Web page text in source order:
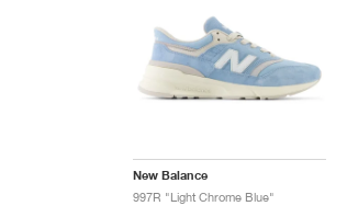
New Balance
997R "Light Chrome Blue"